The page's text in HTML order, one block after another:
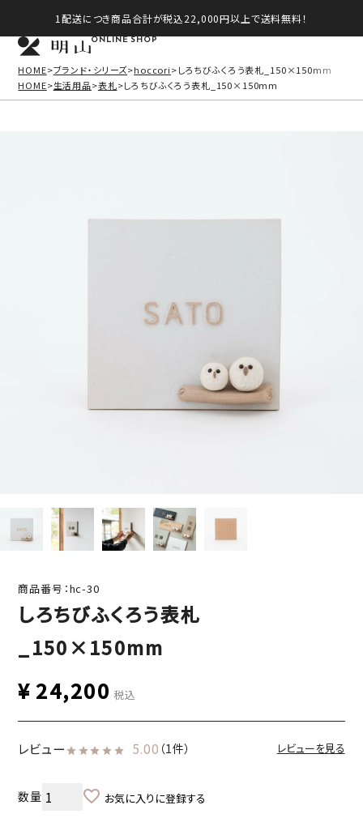
1配送につき商品合計が税込22,000円以上で送料無料！
ONLINE SHOP
HOME ブランド・シリーズ hoccori
しろちびふくろう表札_150×150mm
HOME
生活用品 表札 しろちびふくろう表札_150×150mm
商品番号：hc-30
しろちびふくろう表札
_150×150mm
¥24,200 税込
レビュー 5.00 （1件） レビューを見る
お気に入りに登録する